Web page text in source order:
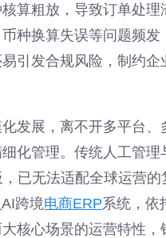
算粗放，导致订单处理
种换算失误等问题频发
引发合规风险，制约企
发展，离不开多平台、
化管理。传统人工管理
已无法适配全球运营的
AI跨境电商ERP系统，依
核心场景的运营特性，